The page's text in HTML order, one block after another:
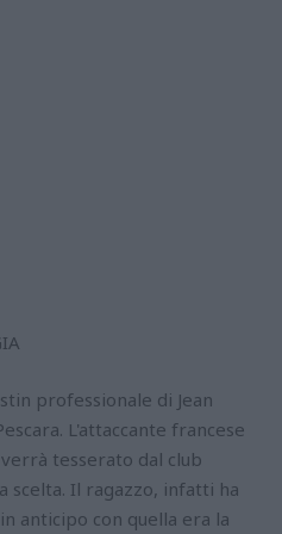
professionale di Jean
L'attaccante francese
tesserato dal club
scelta. Il ragazzo, infatti ha
anticipo con quella era la